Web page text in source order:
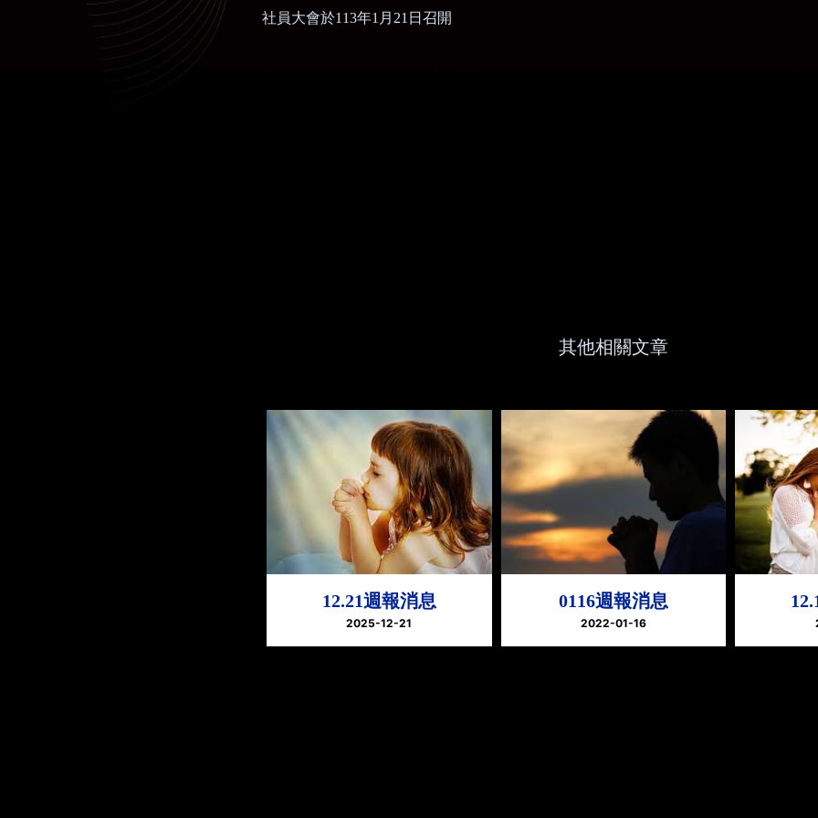
社員大會於113年1月 21 日召開
其他相關文章
12.21週報消息
2025-12-21
0116週報消息
2022-01-16